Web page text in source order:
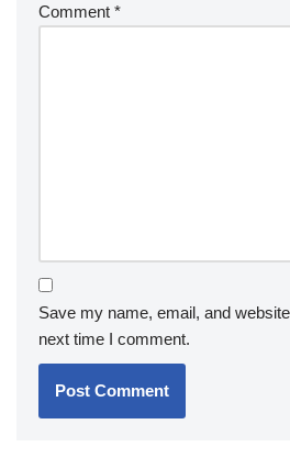
Comment *
Save my name, email, and
next time I comment.